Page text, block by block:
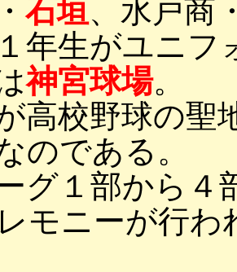
石垣、水戸商
年生がユニ
神宮球場。
高校野球の聖
のである。
グ１部から４
モニーが行わ